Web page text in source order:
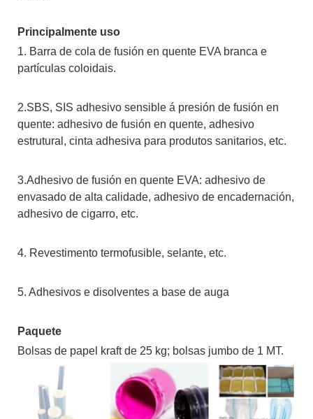
Principalmente uso
1. Barra de cola de fusión en quente EVA branca e
partículas coloidais.
2.SBS, SIS adhesivo sensible á presión de fusión en
quente: adhesivo de fusión en quente, adhesivo
estrutural, cinta adhesiva para produtos sanitarios, etc.
3.Adhesivo de fusión en quente EVA: adhesivo de
envasado de alta calidade, adhesivo de encadernación,
adhesivo de cigarro, etc.
4. Revestimento termofusible, selante, etc.
5. Adhesivos e disolventes a base de auga
Paquete
Bolsas de papel kraft de 25 kg; bolsas jumbo de 1 MT.